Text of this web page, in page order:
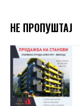
НЕ ПРОПУШТАЈ